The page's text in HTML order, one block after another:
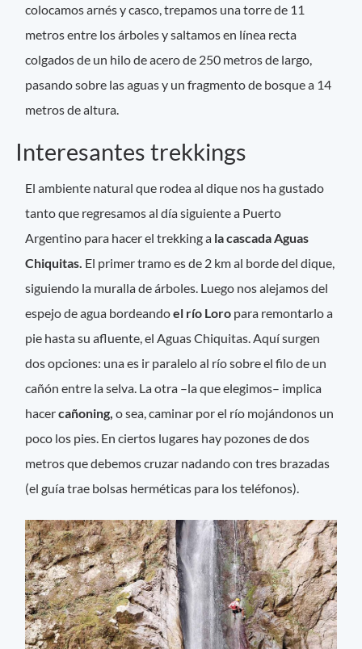
colocamos arnés y casco, trepamos una torre de 11
metros entre los árboles y saltamos en línea recta
colgados de un hilo de acero de 250 metros de largo,
pasando sobre las aguas y un fragmento de bosque a 14
metros de altura.
Interesantes trekkings
El ambiente natural que rodea al dique nos ha gustado
tanto que regresamos al día siguiente a Puerto
Argentino para hacer el trekking a la cascada Aguas
Chiquitas. El primer tramo es de 2 km al borde del dique,
siguiendo la muralla de árboles. Luego nos alejamos del
espejo de agua bordeandoel río Loro para remontarlo a
pie hasta su afluente, el Aguas Chiquitas. Aquí surgen
dos opciones: una es ir paralelo al río sobre el filo de un
cañón entre la selva. La otra –la que elegimos– implica
hacercañoning, o sea, caminar por el río mojándonos un
poco los pies. En ciertos lugares hay pozones de dos
metros que debemos cruzar nadando con tres brazadas
(el guía trae bolsas herméticas para los teléfonos).